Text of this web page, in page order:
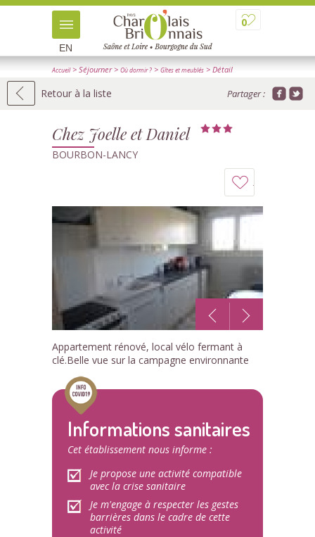
0
EN
Accueil> Séjourner> Où dormir ? > Gîtes et meublés > Détail
Retour à la liste Partager :
Chez Joelle et Daniel
BOURBON-LANCY
à
carnet
1 /7
Appartement rénové, local vélo fermant à
clé.Belle vue sur la campagne environnante
Informations sanitaires
Cet établissement nous informe :
Je propose une activité compatible
avec la crise sanitaire
Je m'engage à respecter les gestes
barrières dans le cadre de cette
activité